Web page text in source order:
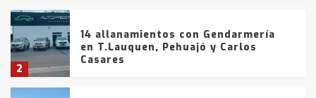
2
14 allanamientos con Gendarmería
en T.Lauquen, Pehuajó y Carlos
Casares